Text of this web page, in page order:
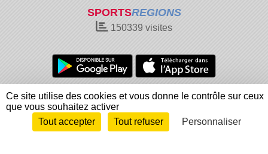
SPORTSREGIONS
150339 visites
Charte cookies
Gestion des cookies
Informations légales
Signaler un contenu inapproprié
Envie de participer ?
Connexion
Ce site utilise des cookies et vous donne le contrôle sur ceux
que vous souhaitez activer
Tout accepter
Tout refuser Personnaliser